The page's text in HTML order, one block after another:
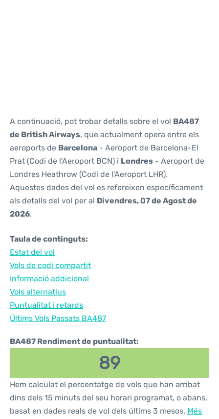
A continuació, pot trobar detalls sobre el vol BA487
de British Airways, que actualment opera entre els
aeroports de Barcelona - Aeroport de Barcelona-El
Prat (Codi de l'Aeroport BCN) i Londres - Aeroport de
Londres Heathrow (Codi de l'Aeroport LHR).
Aquestes dades del vol es refereixen específicament
als detalls del vol per al Divendres, 07 de Agost de
2026.
Taula de continguts:
Estat del vol
Vols de codi compartit
Informació addicional
Vols alternatius
Puntualitat i retards
Últims Vols Passats BA487
BA487 Rendiment de puntualitat:
89
Hem calculat el percentatge de vols que han arribat
dins dels 15 minuts del seu horari programat, o abans,
basat en dades reals de vol dels últims 3 mesos. Més